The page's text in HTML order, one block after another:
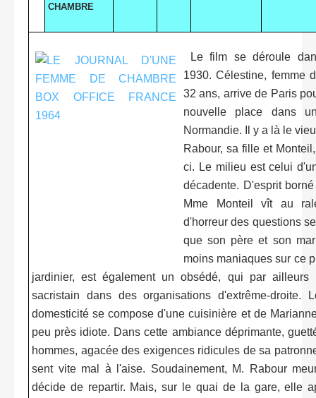
CHAMBRE
Le film se déroule
1930. Célestine, femme
32 ans, arrive de Paris
nouvelle place dans
Normandie. Il y a là le
Rabour, sa fille et
ci. Le milieu est celui
décadente. D'esprit
Mme Monteil vît au
d'horreur des questions
que son père et son
moins maniaques sur ce
jardinier, est également un obsédé, qui par ailleurs
sacristain dans des organisations d'extrême-droite.
domesticité se compose d'une cuisinière et de
peu près idiote. Dans cette ambiance déprimante,
hommes, agacée des exigences ridicules de sa
sent vite mal à l'aise. Soudainement, M. Rabour
décide de repartir. Mais, sur le quai de la gare, elle